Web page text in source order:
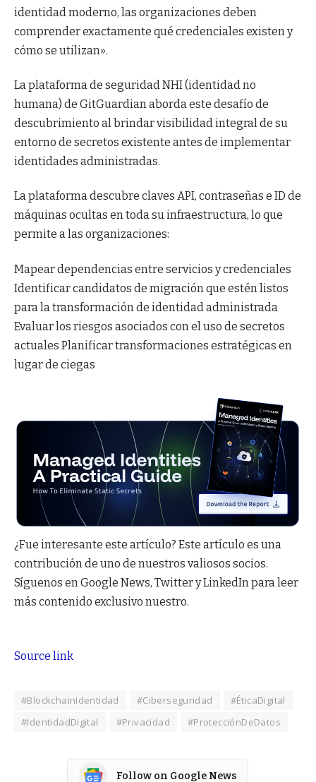
identidad moderno, las organizaciones deben
comprender exactamente qué credenciales existen y
cómo se utilizan».
La plataforma de seguridad NHI (identidad no
humana) de GitGuardian aborda este desafío de
descubrimiento al brindar visibilidad integral de su
entorno de secretos existente antes de implementar
identidades administradas.
La plataforma descubre claves API, contraseñas e ID de
máquinas ocultas en toda su infraestructura, lo que
permite a las organizaciones:
Mapear dependencias entre servicios y credenciales
Identificar candidatos de migración que estén listos
para la transformación de identidad administrada
Evaluar los riesgos asociados con el uso de secretos
actuales Planificar transformaciones estratégicas en
lugar de ciegas
¿Fue interesante este artículo? Este artículo es una
contribución de uno de nuestros valiosos socios.
Síguenos en Google News, Twitter y LinkedIn para leer
más contenido exclusivo nuestro.
Source link
#BlockchainIdentidad #Ciberseguridad
#ÉticaDigital
#IdentidadDigital
#Privacidad #ProtecciónDeDatos
Follow on Google News